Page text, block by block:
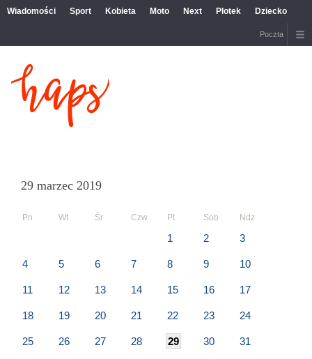
Wiadomości Sport Kobieta Moto Next Plotek Dziecko
Poczta
29 marzec 2019
Pn Wt Śr Czw Pt Sob Ndz
1 2 3
4 5 6 7 8 9 10
11 12 13 14 15 16 17
18 19 20 21 22 23 24
25 26 27 28 29 30 31